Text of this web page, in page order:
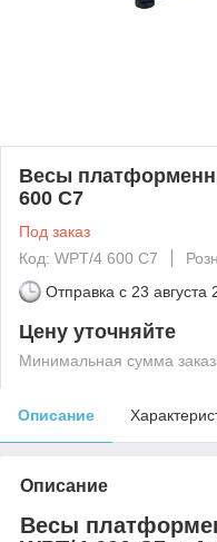
Весы
600 C7
Под заказ
Код: WPT/4 600 C7
Отправка с 23 августа
Цену уточняйте
Минимальная сумма
Описание
Описание
Весы